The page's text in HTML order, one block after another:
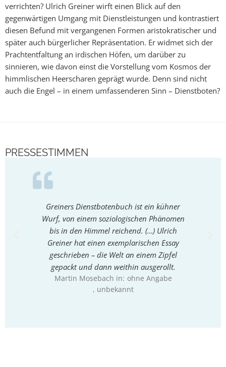
verrichten? Ulrich Greiner wirft einen Blick auf den
gegenwärtigen Umgang mit Dienstleistungen und kontrastiert
diesen Befund mit vergangenen Formen aristokratischer und
später auch bürgerlicher Repräsentation. Er widmet sich der
Prachtentfaltung an irdischen Höfen, um darüber zu
sinnieren, wie davon einst die Vorstellung vom Kosmos der
himmlischen Heerscharen geprägt wurde. Denn sind nicht
auch die Engel – in einem umfassenderen Sinn – Dienstboten?
PRESSESTIMMEN
Greiners Dienstbotenbuch ist ein kühner
Wurf, von einem soziologischen Phänomen
bis in den Himmel reichend. (…) Ulrich
Greiner hat einen exemplarischen Essay
geschrieben – die Welt an einem Zipfel
gepackt und dann weithin ausgerollt.
Martin Mosebach in: ohne Angabe
, unbekannt